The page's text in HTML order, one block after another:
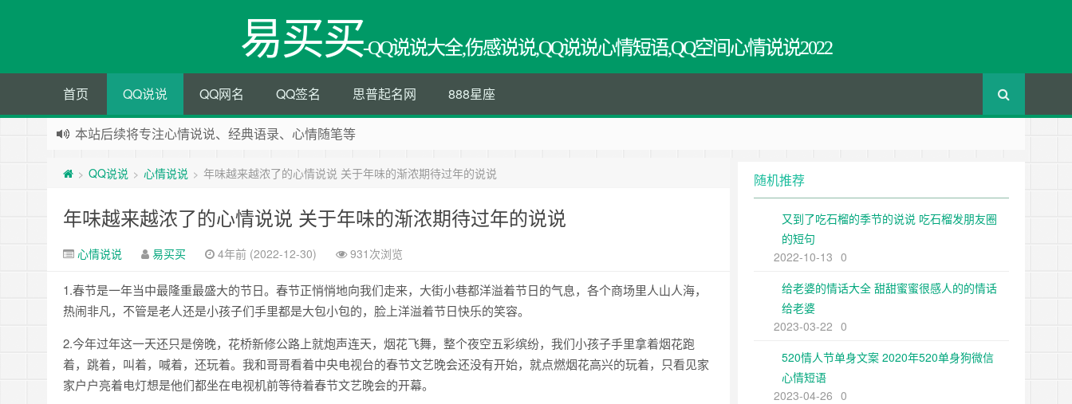
易买买-QQ说说大全,伤感说说,QQ说说心情短语,QQ空间心情说说2022
首页 QQ说说 QQ网名 QQ签名 思普起名网 888星座
本站后续将专注心情说说、经典语录、心情随笔等
> QQ说说 > 心情说说 > 年味越来越浓了的心情说说 关于年味的渐浓期待过年的说说
年味越来越浓了的心情说说 关于年味的渐浓期待过年的说说
心情说说 易买买 4年前 (2022-12-30) 931次浏览
1.春节是一年当中最隆重最盛大的节日。春节正悄悄地向我们走来，大街小巷都洋溢着节日的气息，各个商场里人山人海，
热闹非凡，不管是老人还是小孩子们手里都是大包小包的，脸上洋溢着节日快乐的笑容。
2.今年过年这一天还只是傍晚，花桥新修公路上就炮声连天，烟花飞舞，整个夜空五彩缤纷，我们小孩子手里拿着烟花跑
着，跳着，叫着，喊着，还玩着。我和哥哥看着中央电视台的春节文艺晚会还没有开始，就点燃烟花高兴的玩着，只看见家
家户户亮着电灯想是他们都坐在电视机前等待着春节文艺晚会的开幕。
随机推荐
又到了吃石榴的季节的说说 吃石榴发朋友圈
的短句
2022-10-13 0
给老婆的情话大全 甜甜蜜蜜很感人的的情话
给老婆
2023-03-22 0
520情人节单身文案 2020年520单身狗微信
心情短语
2023-04-26 0